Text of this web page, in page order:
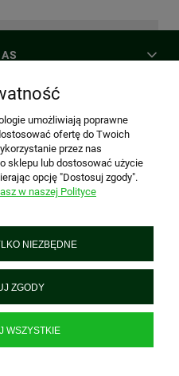
DOSTAWA
312
umożliwiają poprawne
ofertę do Twoich
przez nas
sklepu lub dostosować użycie
opcję "Dostosuj zgody".
w naszej Polityce
NIEZBĘDNE
ZGODY
WSZYSTKIE